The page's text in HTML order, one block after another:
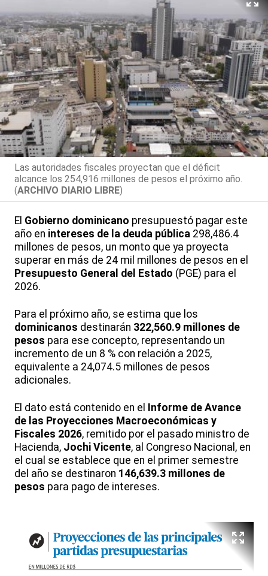
Las autoridades fiscales proyectan que el déficit
alcance los 254,916 millones de pesos el próximo año.
(ARCHIVO DIARIO LIBRE)
El Gobierno dominicano presupuestó pagar este
año en intereses de la deuda pública 298,486.4
millones de pesos, un monto que ya proyecta
superar en más de 24 mil millones de pesos en el
Presupuesto General del Estado (PGE) para el
2026.
Para el próximo año, se estima que los
dominicanos destinarán 322,560.9 millones de
pesos para ese concepto, representando un
incremento de un 8 % con relación a 2025,
equivalente a 24,074.5 millones de pesos
adicionales.
El dato está contenido en el
Informe de Avance
de las Proyecciones Macroeconómicas y
Fiscales 2026, remitido por el pasado ministro de
Hacienda, Jochi Vicente, al Congreso Nacional, en
el cual se establece que en el primer semestre
del año se destinaron 146,639.3 millones de
pesos para pago de intereses.